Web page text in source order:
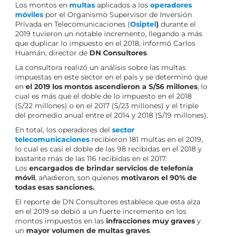
Los montos en multas aplicados a los operadores
móviles por el Organismo Supervisor de Inversión
Privada en Telecomunicaciones (Osiptel) durante el
2019 tuvieron un notable incremento, llegando a más
que duplicar lo impuesto en el 2018, informó Carlos
Huamán, director de DN Consultores.
La consultora realizó un análisis sobre las multas
impuestas en este sector en el país y se determinó que
en el 2019 los montos ascendieron a S/56 millones, lo
cual es más que el doble de lo impuesto en el 2018
(S/22 millones) o en el 2017 (S/23 millones) y el triple
del promedio anual entre el 2014 y 2018 (S/19 millones).
En total, los operadores del sector
telecomunicaciones recibieron 181 multas en el 2019,
lo cual es casi el doble de las 98 recibidas en el 2018 y
bastante más de las 116 recibidas en el 2017.
Los encargados de brindar servicios de telefonía
móvil, añadieron, son quienes motivaron el 90% de
todas esas sanciones.
El reporte de DN Consultores establece que esta alza
en el 2019 se debió a un fuerte incremento en los
montos impuestos en las infracciones muy graves y
un mayor volumen de multas graves.